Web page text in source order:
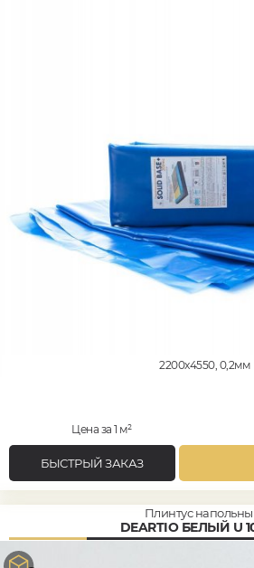
2200x4550, 0,2мм
Цена за 1 м²
БЫСТРЫЙ ЗАКАЗ
Плинтус
DEARTIO БЕЛЫЙ U